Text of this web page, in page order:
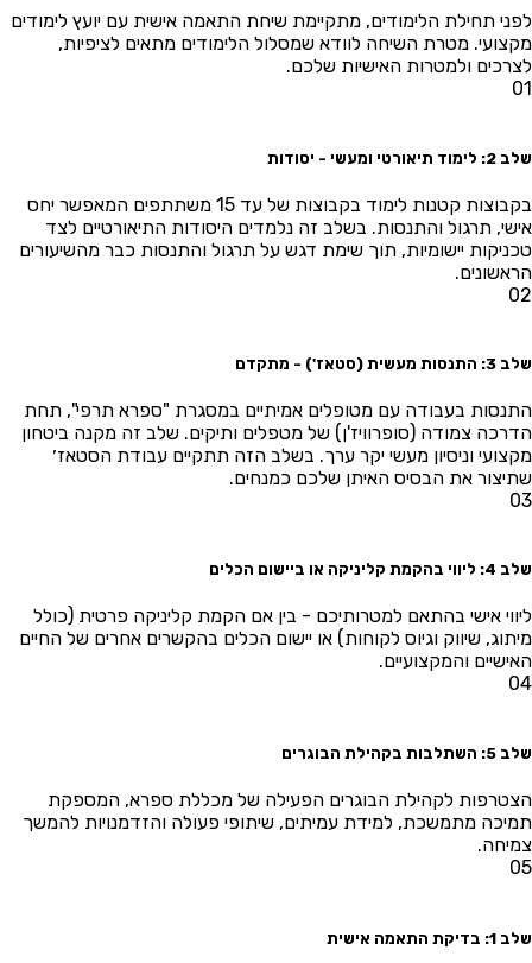
תחילת הלימודים, מתקיימת שיחת התאמה אישית עם יועץ לימודים
מטרת השיחה לוודא שמסלול הלימודים מתאים לציפיות,
ולמטרות האישיות שלכם.
ומעשי - יסודות
בקבוצות קטנות לימוד בקבוצות של עד 15 משתתפים המאפשר יחס
תרגול והתנסות. בשלב זה נלמדים היסודות התיאורטיים לצד
יישומיות, תוך שימת דגש על תרגול והתנסות כבר מהשיעורים
(סטאז') - מתקדם
בעבודה עם מטופלים אמיתיים במסגרת "ספרא תרפי", תחת
צמודה (סופרוויז'ן) של מטפלים ותיקים. שלב זה מקנה ביטחון
וניסיון מעשי יקר ערך. בשלב הזה תתקיים עבודת הסטאז׳
את הבסיס האיתן שלכם כמנחים.
קליניקה או ביישום הכלים
אישי בהתאם למטרותיכם - בין אם הקמת קליניקה פרטית (כולל
שיווק וגיוס לקוחות) או יישום הכלים בהקשרים אחרים של החיים
והמקצועיים.
בקהילת הבוגרים
לקהילת הבוגרים הפעילה של מכללת ספרא, המספקת
מתמשכת, למידת עמיתים, שיתופי פעולה והזדמנויות להמשך
התאמה אישית